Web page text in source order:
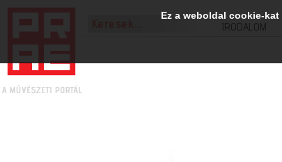
IRODALOM
Ez a weboldal cookie-